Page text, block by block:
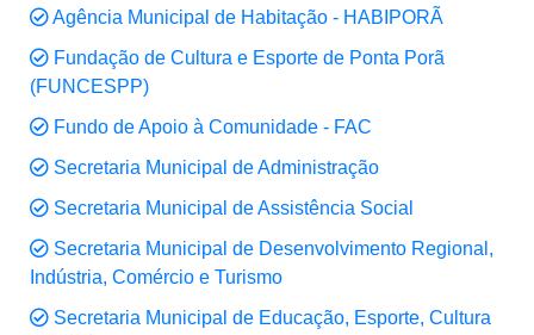
Agência Municipal de Habitação - HABIPORÃ
Fundação de Cultura e Esporte de Ponta Porã
(FUNCESPP)
Fundo de Apoio à Comunidade - FAC
Secretaria Municipal de Administração
Secretaria Municipal de Assistência Social
Secretaria Municipal de Desenvolvimento Regional,
Indústria, Comércio e Turismo
Secretaria Municipal de Educação, Esporte, Cultura